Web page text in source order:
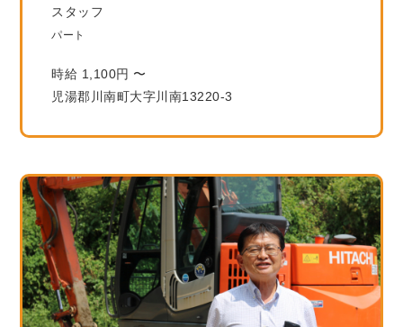
スタッフ
パート
時給 1,100円 〜
児湯郡川南町大字川南13220-3